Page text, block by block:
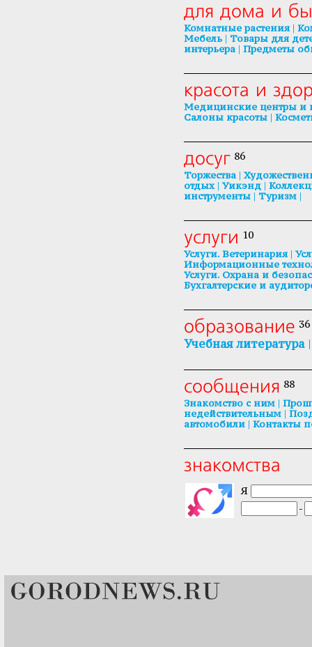
для дома и
Комнатные растения |
Мебель | Товары для
интерьера | Предметы
красота и
Медицинские центры и
Салоны красоты |
досуг 86
Торжества |
отдых | Уикэнд |
инструменты | Туризм |
услуги 10
Услуги. Ветеринария |
Информационные
Услуги. Охрана и
Бухгалтерские и
образование 36
Учебная литература |
сообщения 88
Знакомство с ним |
недействительным |
автомобили | Контакты
знакомства
Я
-